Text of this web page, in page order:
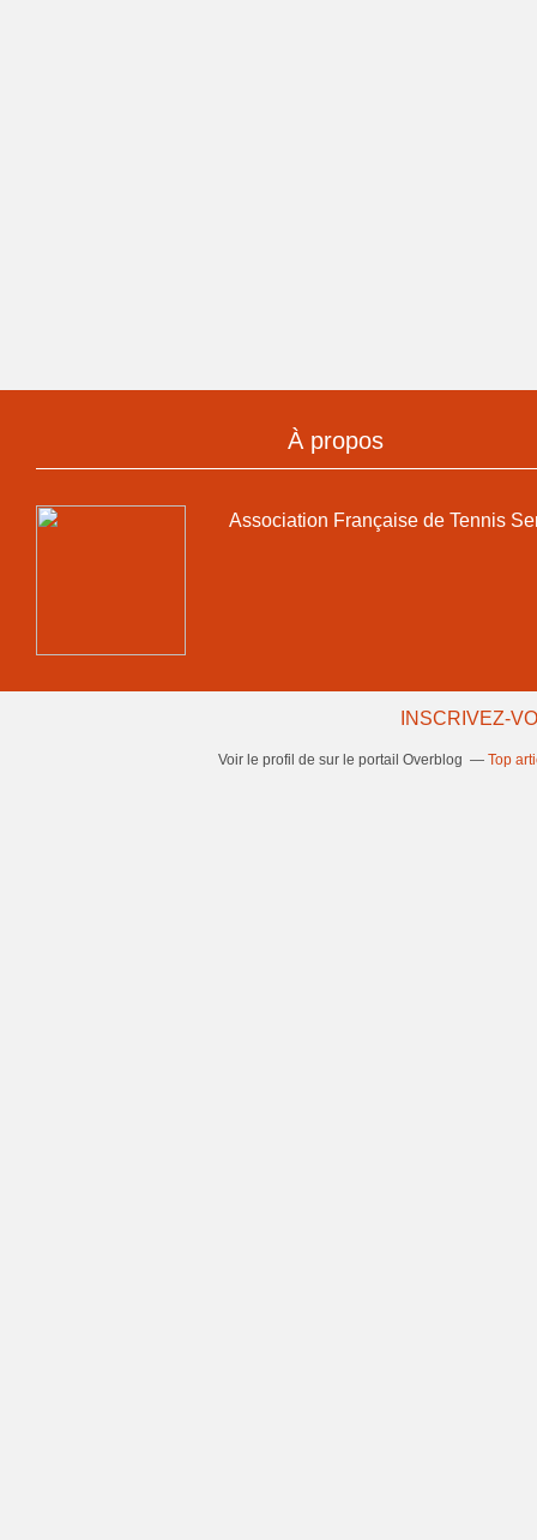
À propos
Association Française de Tennis
INSCRIVEZ-
Voir le profil de sur le portail Overblog Top